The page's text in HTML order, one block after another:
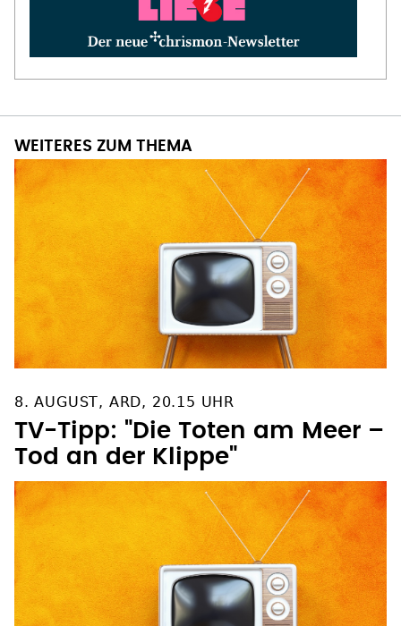
WEITERES ZUM THEMA
8. AUGUST, ARD, 20.15 UHR
TV-Tipp: "Die Toten am Meer –
Tod an der Klippe"